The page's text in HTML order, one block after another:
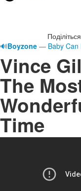
🔊Boyzone — Baby Can
Vince
The
Time